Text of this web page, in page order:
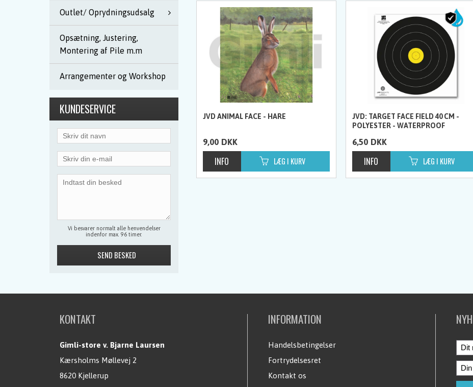
Outlet/ Oprydningsudsalg
Opsætning, Justering,
Montering af Pile m.m
Arrangementer og Workshop
KUNDESERVICE
Vi besvarer normalt alle henvendelser
indenfor max. 96 timer.
JVD ANIMAL FACE - HARE
9,00 DKK
JVD: TARGET FACE FIELD 40 CM -
POLYESTER - WATERPROOF
6,50 DKK
KONTAKT
Gimli-store v. Bjarne Laursen
Kærsholms Møllevej 2
8620 Kjellerup
INFORMATION
Handelsbetingelser
Fortrydelsesret
Kontakt os